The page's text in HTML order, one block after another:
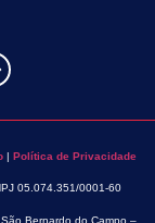
| Política de Privacidade
05.074.351/0001-60
Bernardo do Campo –